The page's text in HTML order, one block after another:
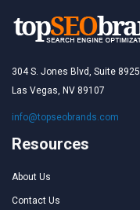
304 S. Jones Blvd, Suite 8925
Las Vegas, NV 89107
info@topseobrands.com
Resources
About Us
Contact Us